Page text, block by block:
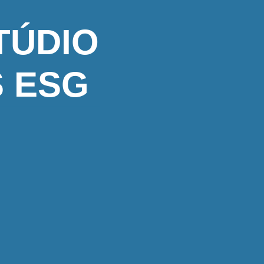
ESG